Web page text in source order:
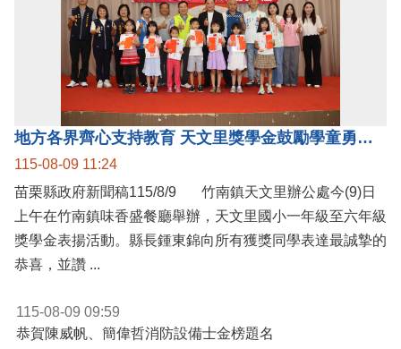
地方各界齊心支持教育 天文里獎學金鼓勵學童勇敢追夢
115-08-09 11:24
苗栗縣政府新聞稿115/8/9 竹南鎮天文里辦公處今(9)日
上午在竹南鎮味香盛餐廳舉辦，天文里國小一年級至六年級
獎學金表揚活動。縣長鍾東錦向所有獲獎同學表達最誠摯的
恭喜，並讚 ...
115-08-09 09:59
恭賀陳威帆、簡偉哲消防設備士金榜題名